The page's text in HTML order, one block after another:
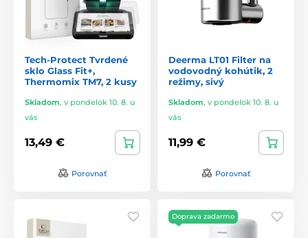
Tech-Protect Tvrdené
sklo Glass Fit+,
Thermomix TM7, 2 kusy
Skladom, v pondelok 10. 8. u
vás
13,49 €
Porovnať
Deerma LT01 Filter na
vodovodný kohútik, 2
režimy, sivý
Skladom, v pondelok 10. 8. u
vás
11,99 €
Porovnať
Doprava zadarmo